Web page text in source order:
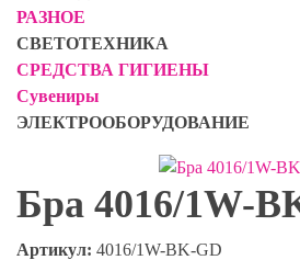
РАЗНОЕ
СВЕТОТЕХНИКА
СРЕДСТВА ГИГИЕНЫ
Сувениры
ЭЛЕКТРООБОРУДОВАНИЕ
Бра 4016/1W-
Артикул: 4016/1W-BK-GD